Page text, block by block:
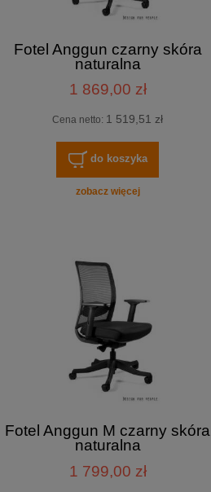
Fotel Anggun czarny skóra
naturalna
1 869,00 zł
Cena netto: 1 519,51 zł
do koszyka
zobacz więcej
Fotel Anggun M czarny skóra
naturalna
1 799,00 zł